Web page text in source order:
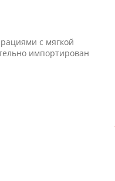
с мягкой
импортирован